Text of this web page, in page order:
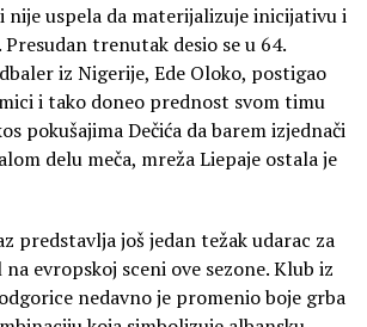
nije uspela da materijalizuje inicijativu i
trenutak desio se u 64.
iz Nigerije, Ede Oloko, postigao
i tako doneo prednost svom timu
pokušajima Dečića da barem izjednači
delu meča, mreža Liepaje ostala je
predstavlja još jedan težak udarac za
evropskoj sceni ove sezone. Klub iz
nedavno je promenio boje grba